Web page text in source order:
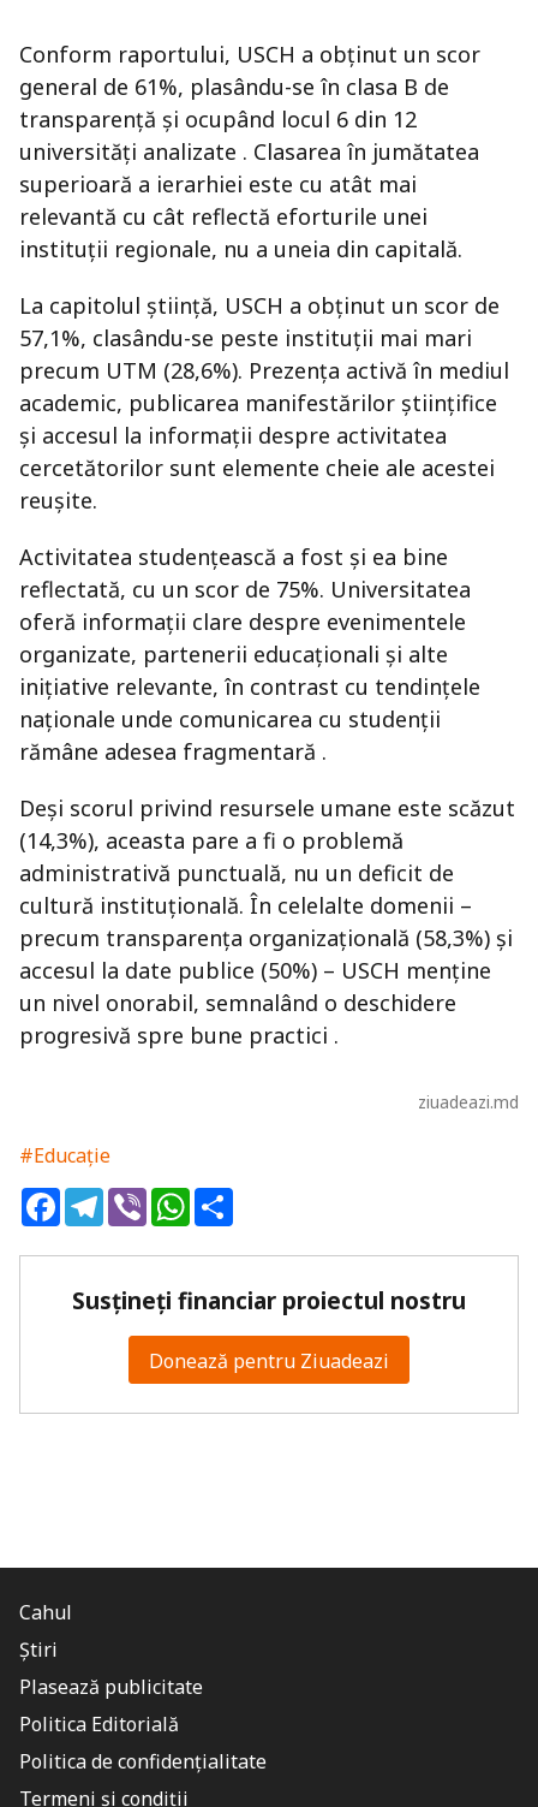
Conform raportului, USCH a obținut un scor
general de 61%, plasându-se în clasa B de
transparență și ocupând locul 6 din 12
universități analizate . Clasarea în jumătatea
superioară a ierarhiei este cu atât mai
relevantă cu cât reflectă eforturile unei
instituții regionale, nu a uneia din capitală.
La capitolul știință, USCH a obținut un scor de
57,1%, clasându-se peste instituții mai mari
precum UTM (28,6%). Prezența activă în mediul
academic, publicarea manifestărilor științifice
și accesul la informații despre activitatea
cercetătorilor sunt elemente cheie ale acestei
reușite.
Activitatea studențească a fost și ea bine
reflectată, cu un scor de 75%. Universitatea
oferă informații clare despre evenimentele
organizate, partenerii educaționali și alte
inițiative relevante, în contrast cu tendințele
naționale unde comunicarea cu studenții
rămâne adesea fragmentară .
Deși scorul privind resursele umane este scăzut
(14,3%), aceasta pare a fi o problemă
administrativă punctuală, nu un deficit de
cultură instituțională. În celelalte domenii –
precum transparența organizațională (58,3%) și
accesul la date publice (50%) – USCH menține
un nivel onorabil, semnalând o deschidere
progresivă spre bune practici .
ziuadeazi.md
#Educație
FacebookTelegram
ViberWhatsApp
Susțineți financiar proiectul nostru
Donează pentru Ziuadeazi
Cahul
Știri
Plasează publicitate
Politica Editorială
Politica de confidențialitate
Termeni și condiții